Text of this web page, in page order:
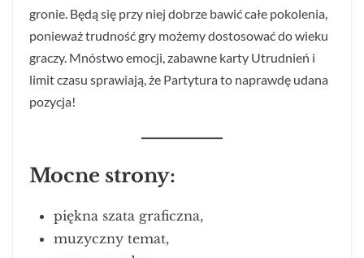
gronie. Będą się przy niej dobrze bawić całe pokolenia,
ponieważ trudność gry możemy dostosować do wieku
graczy. Mnóstwo emocji, zabawne karty Utrudnień i
limit czasu sprawiają, że Partytura to naprawdę udana
pozycja!
Mocne strony:
piękna szata graficzna,
muzyczny temat,